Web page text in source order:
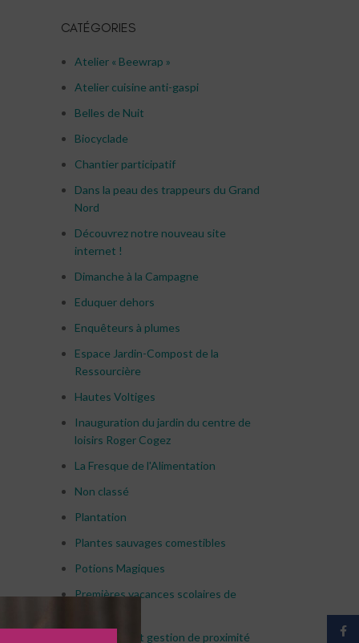
CATÉGORIES
Atelier « Beewrap »
Atelier cuisine anti-gaspi
Belles de Nuit
Biocyclade
Chantier participatif
Dans la peau des trappeurs du Grand
Nord
Découvrez notre nouveau site
internet !
Dimanche à la Campagne
Eduquer dehors
Enquêteurs à plumes
Espace Jardin-Compost de la
Ressourcière
Hautes Voltiges
Inauguration du jardin du centre de
loisirs Roger Cogez
La Fresque de l'Alimentation
Non classé
Plantation
Plantes sauvages comestibles
Potions Magiques
Premières vacances scolaires de
Prévention et gestion de proximité